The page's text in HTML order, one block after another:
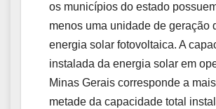
os municípios do estado
menos uma unidade de geração
energia solar fotovoltaica. A
instalada da energia solar em
Minas Gerais corresponde a
metade da capacidade total